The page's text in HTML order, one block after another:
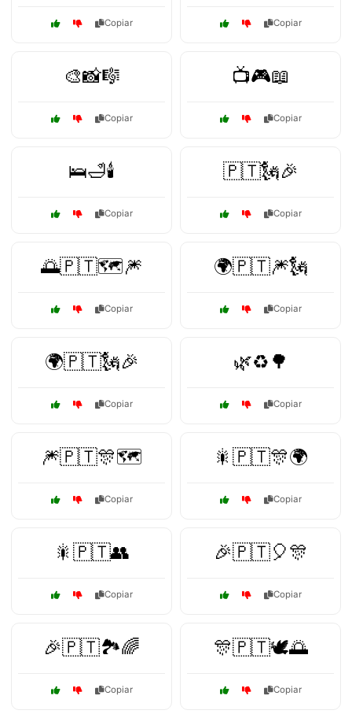
Copiar Copiar
🎨📸🎼
Copiar
📺🎮📖
Copiar
🛌🛁🕯️
Copiar
🇵🇹🗽🎉
Copiar
🌅🇵🇹🗺️🎆
Copiar
🌍🇵🇹🎆🗽
Copiar
🌍🇵🇹🗽🎉
Copiar
🌿♻️🌳
Copiar
🎆🇵🇹🎊🗺️
Copiar
🎇🇵🇹🎊🌍
Copiar
🎇🇵🇹👥
Copiar
🎉🇵🇹🎈🎊
Copiar
🎉🇵🇹🏞️🌈
Copiar
🎊🇵🇹🕊️🌅
Copiar